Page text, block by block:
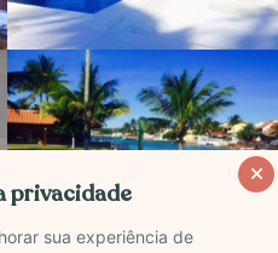
privacidade
sua experiência de